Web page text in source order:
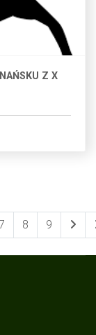
Z X
8 9